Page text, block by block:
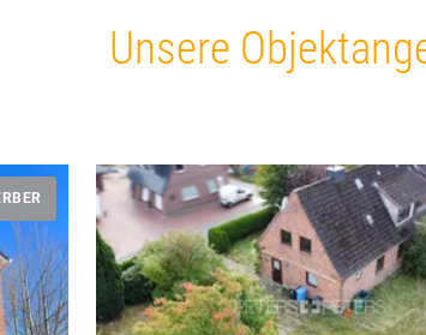
Unsere